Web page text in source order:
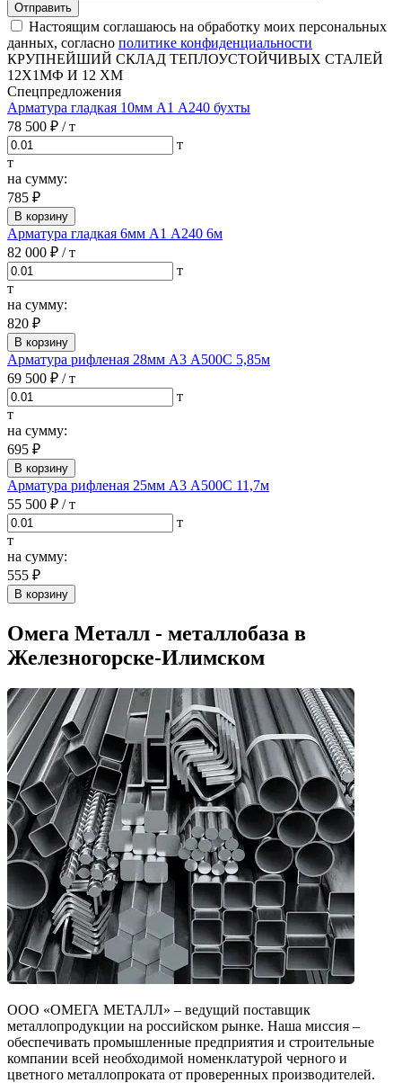
Отправить
Настоящим соглашаюсь на обработку моих персональных
данных, согласно политике конфиденциальности
КРУПНЕЙШИЙ СКЛАД ТЕПЛОУСТОЙЧИВЫХ СТАЛЕЙ
12Х1МФ И 12 ХМ
Спецпредложения
Арматура гладкая 10мм А1 А240 бухты
78 500 ₽ / т
т
т
на сумму:
785 ₽
В корзину
Арматура гладкая 6мм А1 А240 6м
82 000 ₽ / т
т
т
на сумму:
820 ₽
В корзину
Арматура рифленая 28мм А3 А500С 5,85м
69 500 ₽ / т
т
т
на сумму:
695 ₽
В корзину
Арматура рифленая 25мм А3 А500С 11,7м
55 500 ₽ / т
т
т
на сумму:
555 ₽
В корзину
Омега Металл - металлобаза в
Железногорске-Илимском
ООО «ОМЕГА МЕТАЛЛ» – ведущий поставщик
металлопродукции на российском рынке. Наша миссия –
обеспечивать промышленные предприятия и строительные
компании всей необходимой номенклатурой черного и
цветного металлопроката от проверенных производителей.